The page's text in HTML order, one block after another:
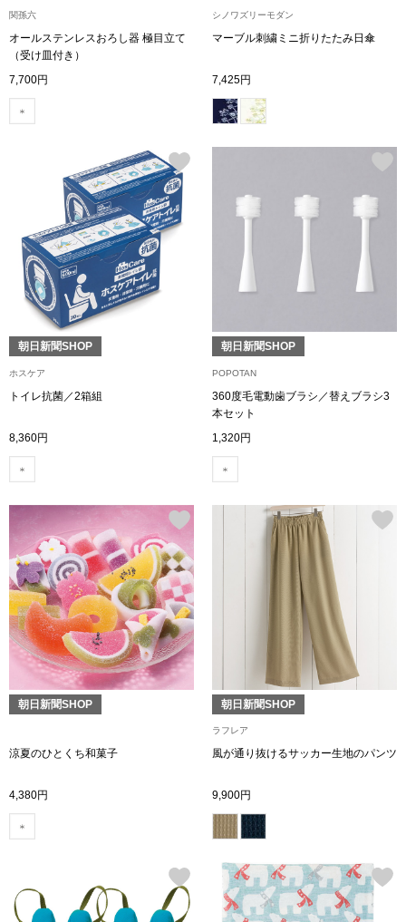
その他
ルームウェア
アンダーウェア
その他
クラッチバッグ
ボディバッグ
リュック･バッ
ボストンバッグ
スーツケース
スリップオン
関孫六
オールステンレスおろし器 極目立て
（受け皿付き）
7,700円
シノワズリーモダン
マーブル刺繍ミニ折りたたみ日傘
7,425円
朝日新聞SHOP
ホスケア
トイレ抗菌／2箱組
8,360円
朝日新聞SHOP
POPOTAN
360度毛電動歯ブラシ／替えブラシ3
本セット
1,320円
朝日新聞SHOP
涼夏のひとくち和菓子
4,380円
朝日新聞SHOP
ラフレア
風が通り抜けるサッカー生地のパンツ
9,900円